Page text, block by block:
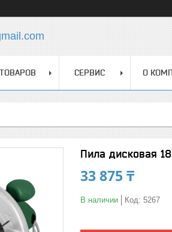
СЕРВИС О
Пила дисковая
33 875 ₸
В наличии Код: 5267